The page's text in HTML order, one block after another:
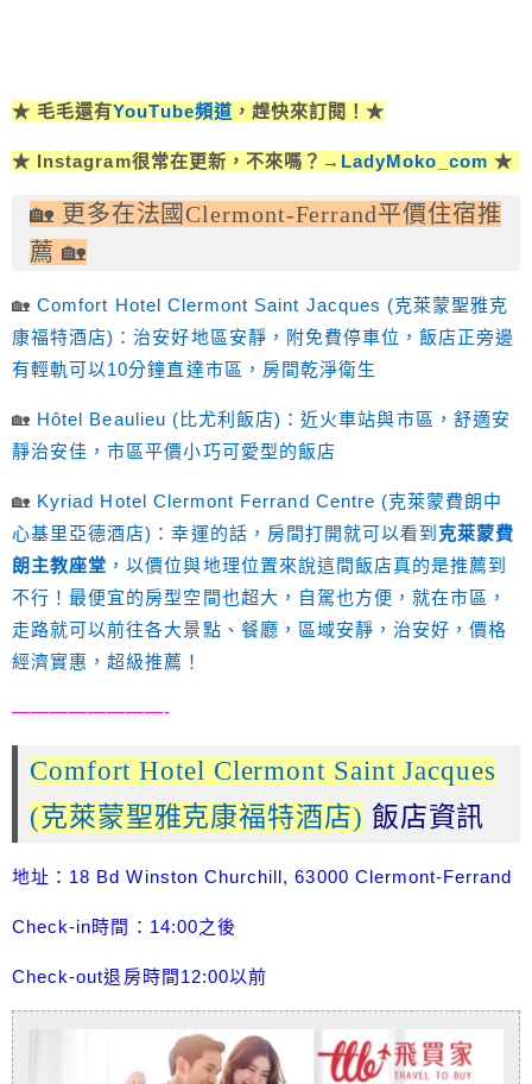
★ 毛毛還有YouTube頻道 ，趕快來訂閱！★
★ Instagram很常在更新，不來嗎？→ LadyMoko_com ★
🏡 更多在法國Clermont-Ferrand平價住宿推
薦 🏡
🏡Comfort Hotel Clermont Saint Jacques (克萊蒙聖雅克
康福特酒店)：治安好地區安靜，附免費停車位，飯店正旁邊
有輕軌可以10分鐘直達市區，房間乾淨衛生
🏡 Hôtel Beaulieu (比尤利飯店) ：近火車站與市區，舒適安
靜治安佳，市區平價小巧可愛型的飯店
🏡 Kyriad Hotel Clermont Ferrand Centre (克萊蒙費朗中
心基里亞德酒店)：幸運的話，房間打開就可以看到 克萊蒙費
朗主教座堂 ，以價位與地理位置來說這間飯店真的是推薦到
不行！最便宜的房型空間也超大，自駕也方便，就在市區，
走路就可以前往各大景點、餐廳，區域安靜，治安好，價格
經濟實惠，超級推薦！
————————-
Comfort Hotel Clermont Saint Jacques
(克萊蒙聖雅克康福特酒店) 飯店資訊
地址：18 Bd Winston Churchill, 63000 Clermont-Ferrand
Check-in時間：14:00之後
Check-out退房時間12:00以前